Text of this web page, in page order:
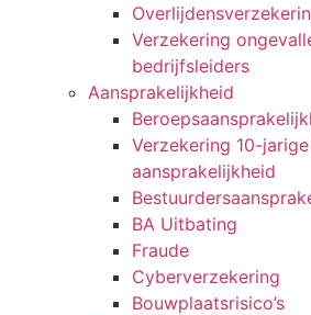
Verzekering
bedrijfsleiders
Aansprakelijkheid
Verzekering 10-
aansprakelijkheid
BA Uitbating
Fraude
Cyberverzekering
Bouwplaatsrisico’s